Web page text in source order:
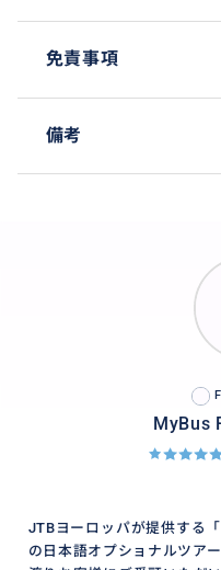
免責事項
備考
MyBus
JTBヨーロッパが提供する
の日本語オプショナルツア